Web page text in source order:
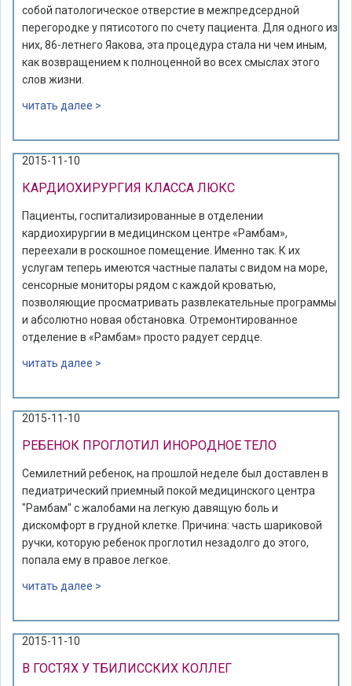
собой патологическое отверстие в межпредсердной
перегородке у пятисотого по счету пациента. Для одного из
них, 86-летнего Яакова, эта процедура стала ни чем иным,
как возвращением к полноценной во всех смыслах этого
слов жизни.
читать далее >
2015-11-10
КАРДИОХИРУРГИЯ КЛАССА ЛЮКС
Пациенты, госпитализированные в отделении
кардиохирургии в медицинском центре «Рамбам»,
переехали в роскошное помещение. Именно так. К их
услугам теперь имеются частные палаты с видом на море,
сенсорные мониторы рядом с каждой кроватью,
позволяющие просматривать развлекательные программы
и абсолютно новая обстановка. Отремонтированное
отделение в «Рамбам» просто радует сердце.
читать далее >
2015-11-10
РЕБЕНОК ПРОГЛОТИЛ ИНОРОДНОЕ ТЕЛО
Семилетний ребенок, на прошлой неделе был доставлен в
педиатрический приемный покой медицинского центра
"Рамбам" с жалобами на легкую давящую боль и
дискомфорт в грудной клетке. Причина: часть шариковой
ручки, которую ребенок проглотил незадолго до этого,
попала ему в правое легкое.
читать далее >
2015-11-10
В ГОСТЯХ У ТБИЛИССКИХ КОЛЛЕГ